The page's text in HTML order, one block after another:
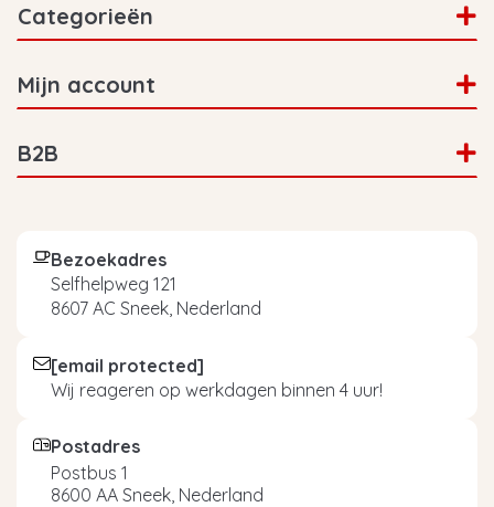
Categorieën
Mijn account
B2B
Bezoekadres
Selfhelpweg 121
8607 AC Sneek, Nederland
[email protected]
Wij reageren op werkdagen binnen 4 uur!
Postadres
Postbus 1
8600 AA Sneek, Nederland